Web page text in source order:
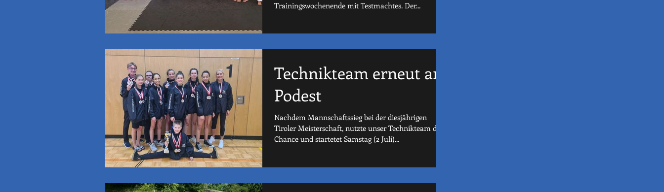
Trainingswochenende mit Testmachtes. Der...
Technikteam erneut am
Podest
Nachdem Mannschaftssieg bei der diesjährigen
Tiroler Meisterschaft, nutzte unser Technikteam die
Chance und startetet Samstag (2 Juli)...